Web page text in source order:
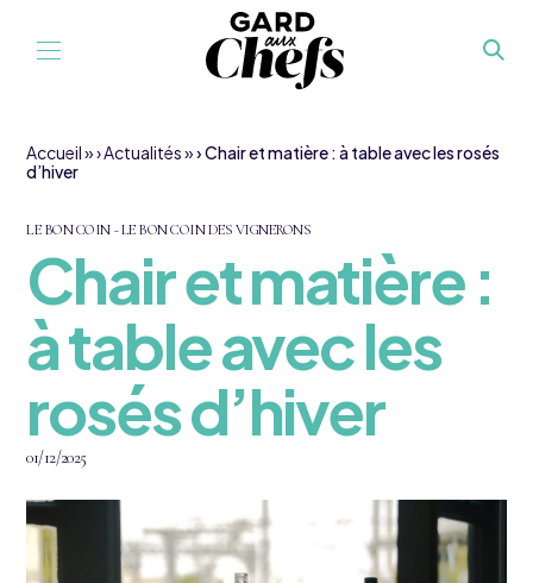
Accueil» Actualités» Chair et matière : à table avec les rosés
d’hiver
LE BON COIN - LE BON COIN DES VIGNERONS
Chair et matière :
à table avec les
rosés d’hiver
01/12/2025